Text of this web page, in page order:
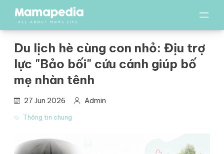
Du lịch hè cùng con nhỏ: Địu trợ
lực "Bảo bối" cứu cánh giúp bố
mẹ nhàn tênh
27 Jun 2026 Admin
Thông tin chung